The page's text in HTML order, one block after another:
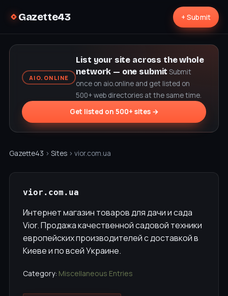
Gazette43 + Submit
AIO.ONLINE
List your site across the whole
network — one submit Submit
once on aio.online and get listed on
500+ web directories at the same time.
Get listed on 500+ sites →
Gazette43 › Sites › vior.com.ua
vior.com.ua
Интернет магазин товаров для дачи и сада
Vior. Продажа качественной садовой техники
европейских производителей с доставкой в
Киеве и по всей Украине.
Category: Miscellaneous Entries